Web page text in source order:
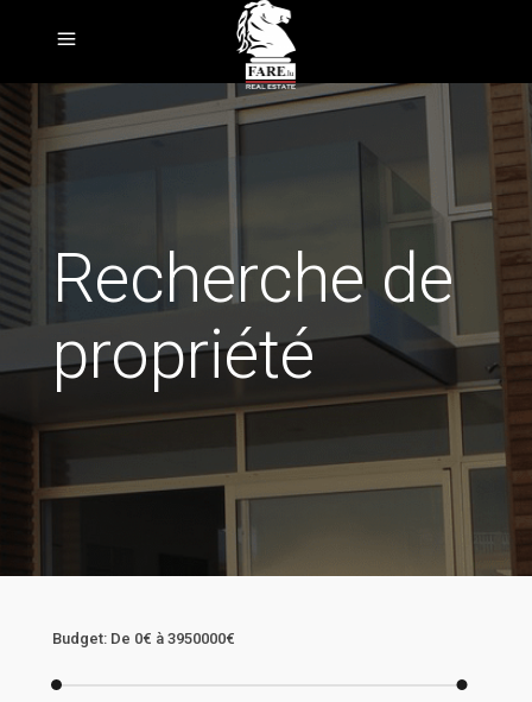
Recherche de
propriété
Budget: De 0€ à 3950000€